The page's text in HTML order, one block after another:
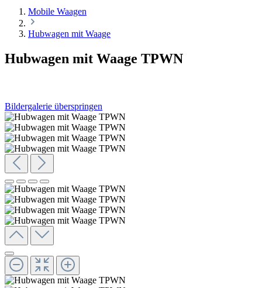
Mobile Waagen
Hubwagen mit Waage
Hubwagen mit Waage TPWN
Bildergalerie überspringen